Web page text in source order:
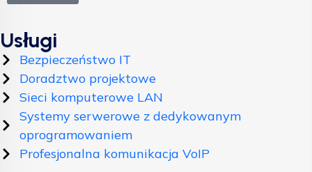
Usługi
Bezpieczeństwo IT
Doradztwo projektowe
Sieci komputerowe LAN
Systemy serwerowe z dedykowanym
oprogramowaniem
Profesjonalna komunikacja VoIP